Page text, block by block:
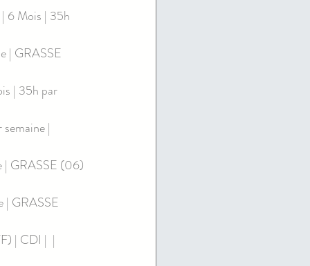
6 Mois | 35h
| GRASSE
| 35h par
|
GRASSE (06)
GRASSE
| CDI |  |